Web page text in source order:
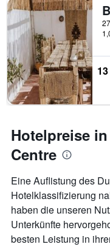
Hotelpreise
Centre
Eine Auflistung des
Hotelklassifizierung
haben die unseren
Unterkünfte
besten Leistung in